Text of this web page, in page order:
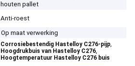
houten pallet
Anti-roest
Op maat verwerking
Corrosiebestendig Hastelloy C276-pijp,
Hoogdrukbuis van Hastelloy C276,
Hoogtemperatuur Hastelloy C276 buis